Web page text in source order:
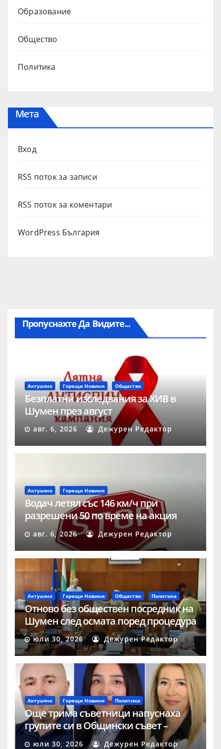
Образование
Общество
Политика
Мета
Вход
RSS поток за записи
RSS поток за коментари
WordPress България
Пропуснахте Да Видите...
Актуално Горещи Новини Общество
Безплатни изследвания за ХИВ в
Шумен през август
авг. 6, 2026 Дежурен Редактор
Актуално Горещи Новини
Водач летял със 146 км/ч при
разрешени 50 по време на акция
„Скорост“ в Шумен
авг. 6, 2026 Дежурен Редактор
Актуално Горещи Новини Общество Политика
Отново без обществен посредник на
Шумен след осмата поред процедура
юли 30, 2026 Дежурен Редактор
Актуално Горещи Новини Политика
Още трима съветници напуснаха
групите си в Общински съвет –
Шумен
юли 30, 2026 Дежурен Редактор